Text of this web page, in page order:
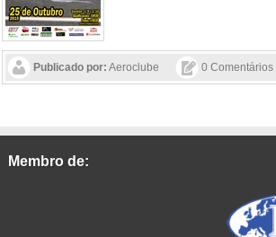
Publicado por: Aeroclube 0 Comentários
Membro de: